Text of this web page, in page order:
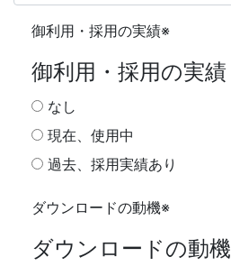
御利用・採用の実績※
御利用・採用の実績
なし
現在、使用中
過去、採用実績あり
ダウンロードの動機※
ダウンロードの動機